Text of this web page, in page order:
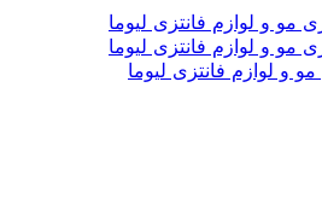
و لوازم فانتزی لیوما